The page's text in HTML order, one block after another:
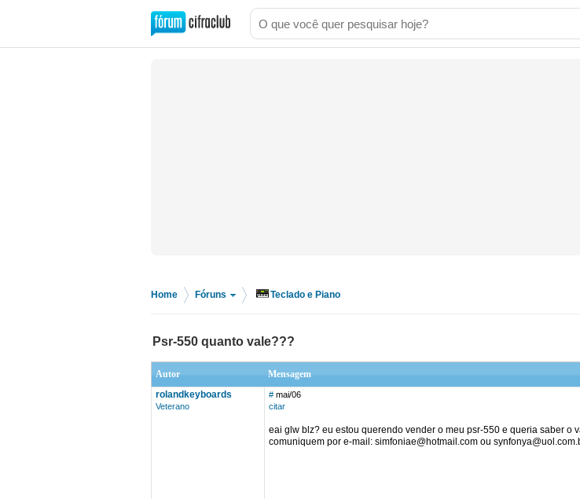
Home Fóruns Teclado e Piano
Psr-550 quanto vale???
Autor
Mensagem
rolandkeyboards
Veterano
# mai/06
citar
eai glw blz? eu estou querendo vender o meu psr-550 e queria saber o
comuniquem por e-mail: simfoniae@hotmail.com ou